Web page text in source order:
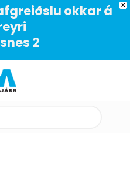
X
okkar á
2